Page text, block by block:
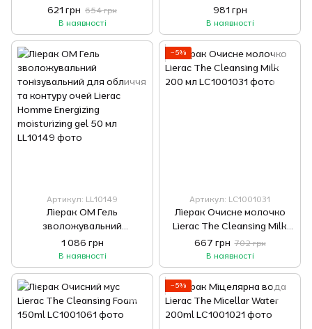
rasage 150 мл
621 грн 654 грн
В наявності
baume après-rasage 75 мл
981 грн
В наявності
Артикул: LL10149
Ліерак ОМ Гель
зволожувальний
тонізувальний для обличчя
та контуру очей Lierac
Homme Energizing
moisturizing gel 50 мл
1 086 грн
В наявності
−5%
Артикул: LC1001031
Ліерак Очисне молочко
Lierac The Cleansing Milk
200 мл
667 грн 702 грн
В наявності
−5%